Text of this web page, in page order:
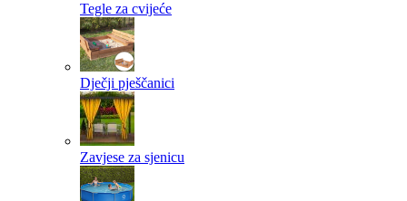
Tegle za cvijeće
Dječji pješčanici
Zavjese za sjenicu